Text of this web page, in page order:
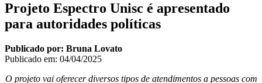
Projeto Espectro Unisc é apresentado
para autoridades políticas
Publicado por: Bruna Lovato
Publicado em: 04/04/2025
O projeto vai oferecer diversos tipos de atendimentos a pessoas com